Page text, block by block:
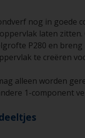
nog in goede
laten zitten.
P280 en
te creëren
alleen worden
1-component